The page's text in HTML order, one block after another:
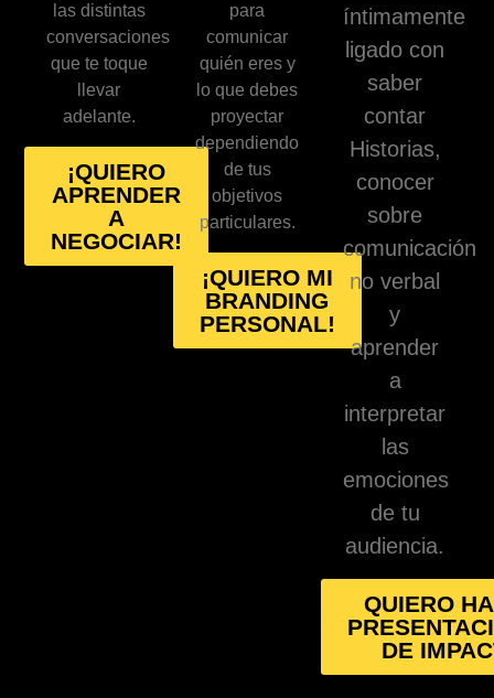
las distintas
conversaciones
que te toque
llevar
adelante.
¡QUIERO
APRENDER
A
NEGOCIAR!
para
comunicar
quién eres y
lo que debes
proyectar
dependiendo
de tus
objetivos
particulares.
¡QUIERO MI
BRANDING
PERSONAL!
íntimamente
ligado con
saber
contar
Historias,
conocer
sobre
comunicación
no verbal
y
aprender
a
interpretar
las
emociones
de tu
audiencia.
QUIERO
DE